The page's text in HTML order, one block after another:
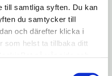
till samtliga syften. Du kan
du samtycker till
och därefter klicka i
som helst ta tillbaka ditt
i blanketten
Öppna
i
och skicka den
myndigheten för